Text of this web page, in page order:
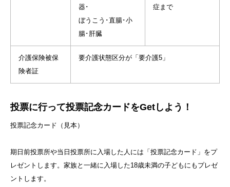
器･
ぼうこう･直腸･小
腸･肝臓
症まで
介護保険被保
険者証
要介護状態区分が「要介護5」
投票に行って投票記念カードをGetしよう！
投票記念カード（見本）
期日前投票所や当日投票所に入場した人には「投票記念カード」をプ
レゼントします。家族と一緒に入場した18歳未満の子どもにもプレゼ
ントします。